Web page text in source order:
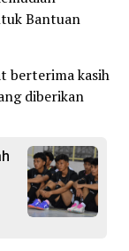
Bantuan
berterima kasih
diberikan